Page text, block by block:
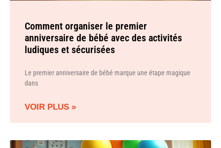
Comment organiser le premier
anniversaire de bébé avec des activités
ludiques et sécurisées
Le premier anniversaire de bébé marque une étape magique
dans
VOIR PLUS »